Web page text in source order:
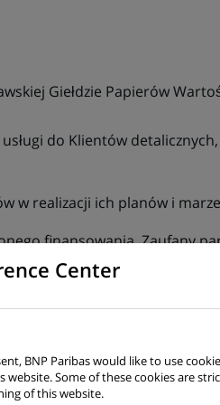
Giełdzie Papierów
do Klientów
w realizacji ich planów i
finansowania. Zaufany
bez obsługi kasowej;
kształtowanie
Center
BNP Paribas would like to use
website. Some of these cookies are
of this website.